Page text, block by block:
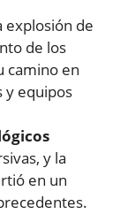
explosión de
de los
camino en
y equipos
y la
en un